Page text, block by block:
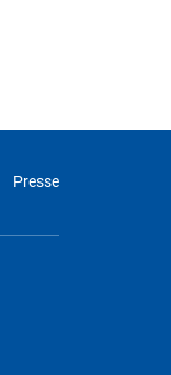
Presse